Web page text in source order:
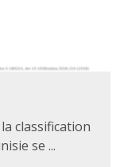
classification
se ...